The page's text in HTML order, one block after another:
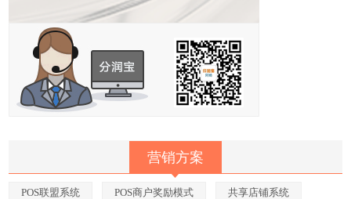
营销方案
POS联盟系统 POS商户奖励模式 共享店铺系统